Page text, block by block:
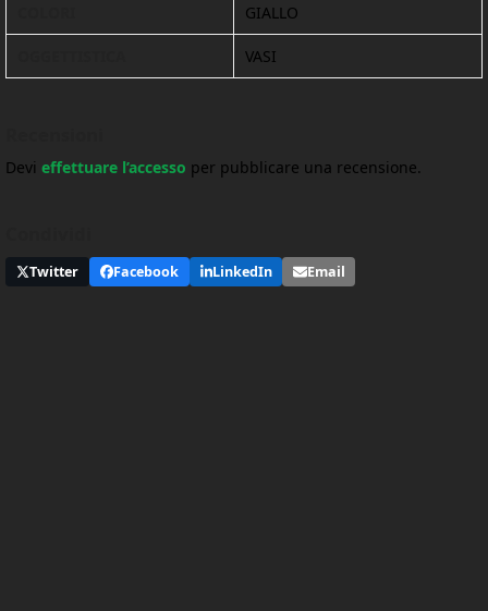
GIALLO
VASI
Devi effettuare l’accesso per pubblicare una recensione.
Twitter Facebook LinkedIn Email